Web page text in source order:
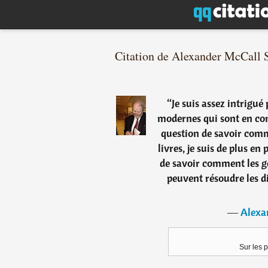
Citation de Alexander McCall
“Je suis assez
modernes qui sont en
question de savoir
livres, je suis de plus en
de savoir comment les
peuvent résoudre les
―
Sur les